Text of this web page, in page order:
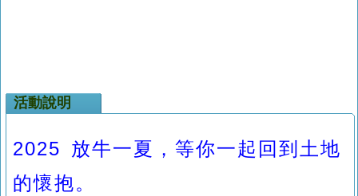
活動說明
2025 放牛一夏，等你一起回到土地
的懷抱。